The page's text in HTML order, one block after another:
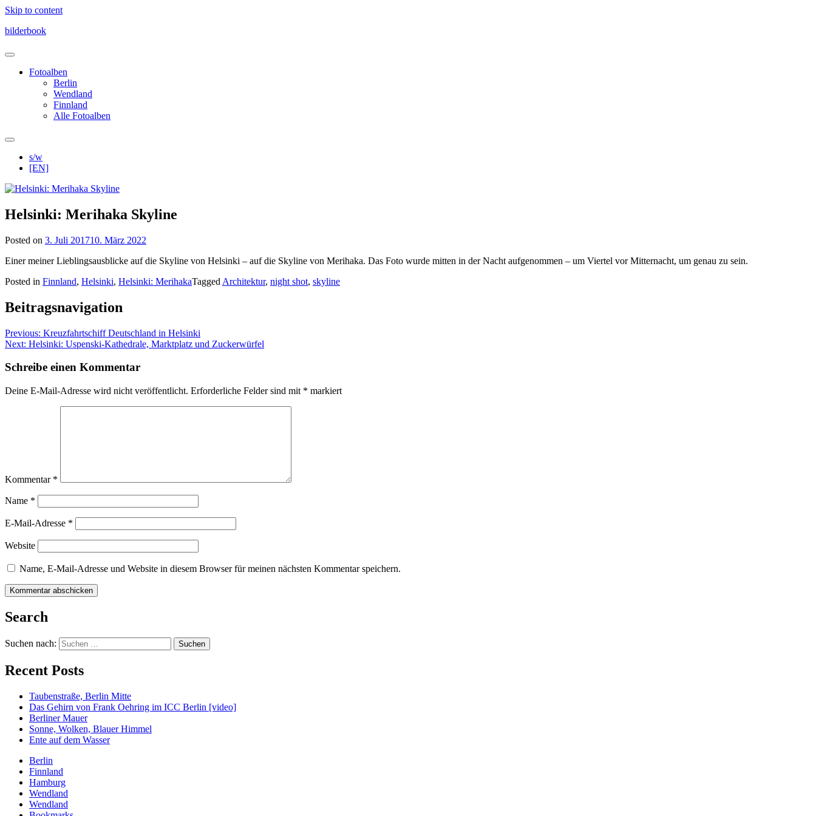
Skip to content
bilderbook
Fotoalben
Berlin
Wendland
Finnland
Alle Fotoalben
s/w
[EN]
Helsinki: Merihaka Skyline
Posted on 3. Juli 201710. März 2022
Einer meiner Lieblingsausblicke auf die Skyline von Helsinki – auf die Skyline von Merihaka. Das Foto wurde mitten in der Nacht aufgenommen – um Viertel vor Mitternacht, um genau zu sein.
Posted in Finnland, Helsinki, Helsinki: MerihakaTagged Architektur, night shot, skyline
Beitragsnavigation
Previous: Kreuzfahrtschiff Deutschland in Helsinki
Next: Helsinki: Uspenski-Kathedrale, Marktplatz und Zuckerwürfel
Schreibe einen Kommentar
Deine E-Mail-Adresse wird nicht veröffentlicht. Erforderliche Felder sind mit * markiert
Kommentar *
Name *
E-Mail-Adresse *
Website
Name, E-Mail-Adresse und Website in diesem Browser für meinen nächsten Kommentar speichern.
Search
Suchen nach:
Recent Posts
Taubenstraße, Berlin Mitte
Das Gehirn von Frank Oehring im ICC Berlin [video]
Berliner Mauer
Sonne, Wolken, Blauer Himmel
Ente auf dem Wasser
Berlin
Finnland
Hamburg
Wendland
Wendland